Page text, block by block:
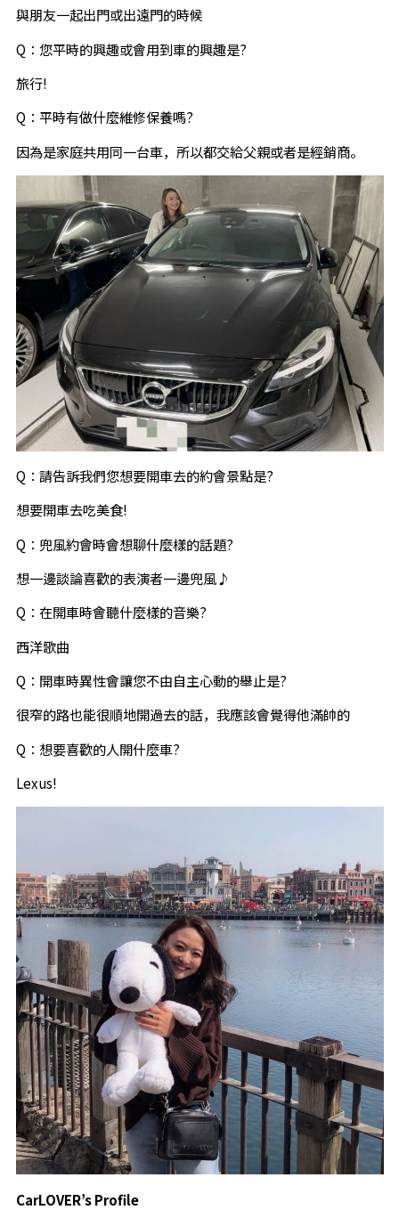
與朋友一起出門或出遠門的時候
Q：您平時的興趣或會用到車的興趣是?
旅行!
Q：平時有做什麼維修保養嗎?
因為是家庭共用同一台車，所以都交給父親或者是經銷商。
Q：請告訴我們您想要開車去的約會景點是?
想要開車去吃美食!
Q：兜風約會時會想聊什麼樣的話題?
想一邊談論喜歡的表演者一邊兜風♪
Q：在開車時會聽什麼樣的音樂?
西洋歌曲
Q：開車時異性會讓您不由自主心動的舉止是?
很窄的路也能很順地開過去的話，我應該會覺得他滿帥的
Q：想要喜歡的人開什麼車?
Lexus!
CarLOVER’s Profile